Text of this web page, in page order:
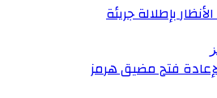
بإطلالة جريئة